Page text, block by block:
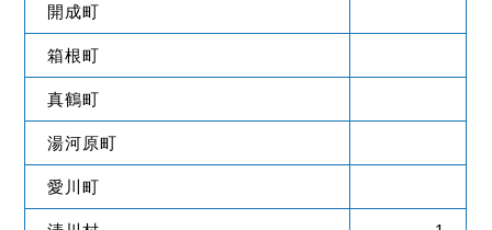
開成町
箱根町
真鶴町
湯河原町
愛川町